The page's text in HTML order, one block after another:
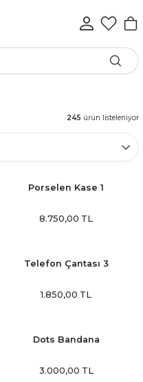
245 ürün listeleniyor
Porselen Kase 1
8.750,00 TL
Telefon Çantası 3
1.850,00 TL
Dots Bandana
3.000,00 TL